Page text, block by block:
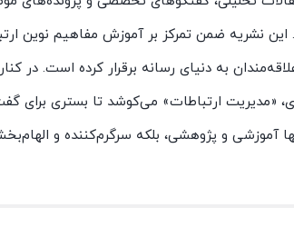
نشریه ضمن تمرکز بر آموزش مفاهیم نوین
به دنیای رسانه برقرار کرده است. در
ارتباطات» می‌کوشد تا بستری برای
آموزشی و پژوهشی، بلکه سرگرم‌کننده و